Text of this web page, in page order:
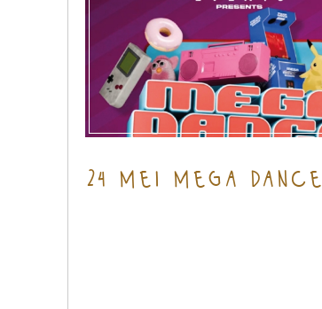
24 mei mega dance